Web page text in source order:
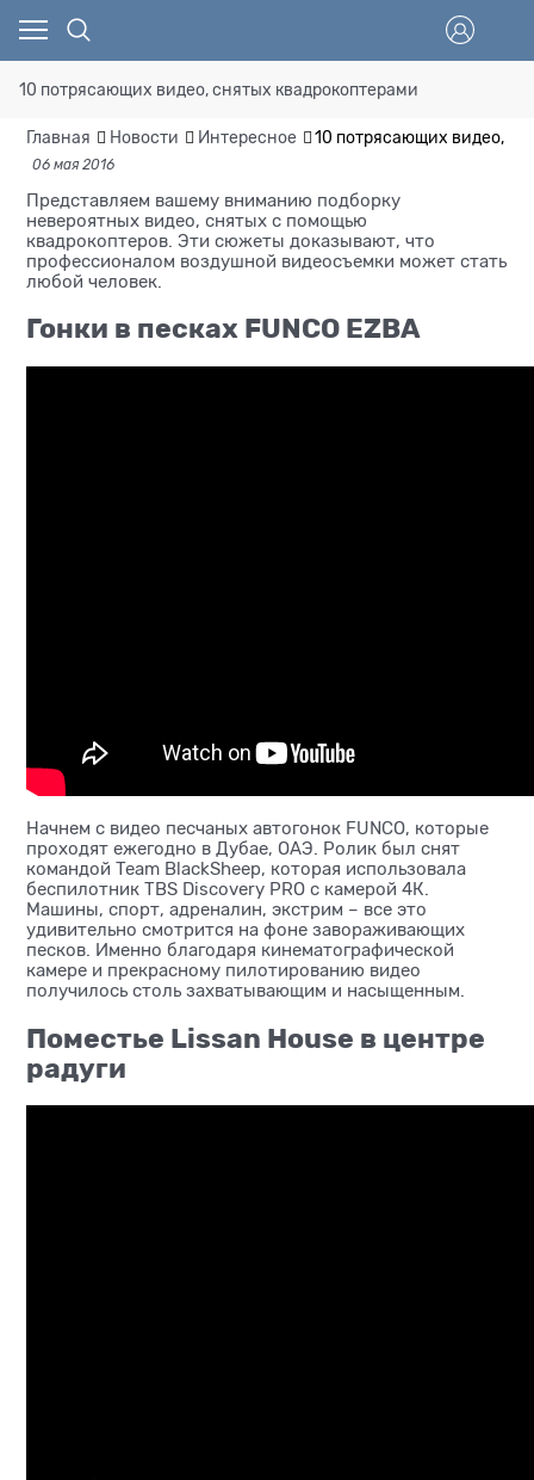
10 потрясающих видео, снятых квадрокоптерами
Главная Новости Интересное 10 потрясающих видео,
06 мая 2016
Представляем вашему вниманию подборку
невероятных видео, снятых с помощью
квадрокоптеров. Эти сюжеты доказывают, что
профессионалом воздушной видеосъемки может стать
любой человек.
Гонки в песках FUNCO EZBA
Начнем с видео песчаных автогонок FUNCO, которые
проходят ежегодно в Дубае, ОАЭ. Ролик был снят
командой Team BlackSheep, которая использовала
беспилотник TBS Discovery PRO с камерой 4К.
Машины, спорт, адреналин, экстрим – все это
удивительно смотрится на фоне завораживающих
песков. Именно благодаря кинематографической
камере и прекрасному пилотированию видео
получилось столь захватывающим и насыщенным.
Поместье Lissan House в центре
радуги